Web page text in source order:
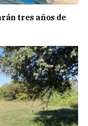
tres años de